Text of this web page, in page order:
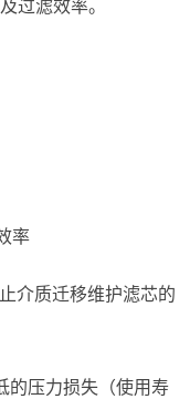
过滤效率。
率
介质迁移维护滤芯的
的压力损失（使用寿